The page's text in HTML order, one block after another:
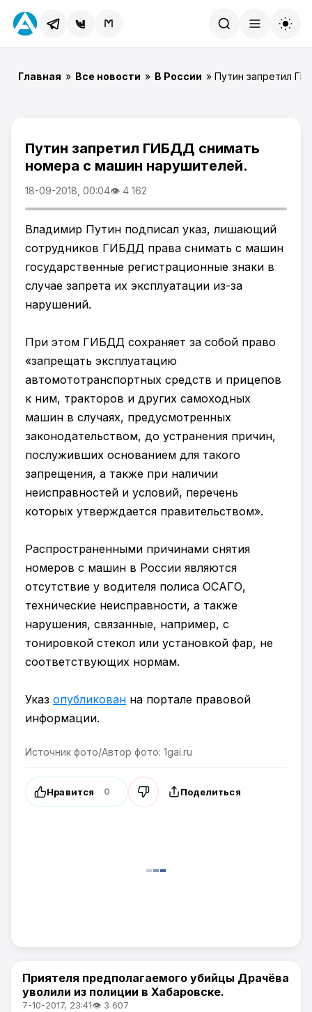
Главная » Все новости » В России » Путин запретил
Путин запретил ГИБДД снимать
номера с машин нарушителей.
18-09-2018, 00:04👁 4 162
Владимир Путин подписал указ, лишающий
сотрудников ГИБДД права снимать с машин
государственные регистрационные знаки в
случае запрета их эксплуатации из-за
нарушений.
При этом ГИБДД сохраняет за собой право
«запрещать эксплуатацию
автомототранспортных средств и прицепов
к ним, тракторов и других самоходных
машин в случаях, предусмотренных
законодательством, до устранения причин,
послуживших основанием для такого
запрещения, а также при наличии
неисправностей и условий, перечень
которых утверждается правительством».
Распространенными причинами снятия
номеров с машин в России являются
отсутствие у водителя полиса ОСАГО,
технические неисправности, а также
нарушения, связанные, например, с
тонировкой стекол или установкой фар, не
соответствующих нормам.
Указ опубликован на портале правовой
информации.
Источник фото/Автор фото: 1gai.ru
Нравится 0 Поделиться
В России
Приятеля предполагаемого убийцы Драчёва
уволили из полиции в Хабаровске.
7-10-2017, 23:41👁 3 607